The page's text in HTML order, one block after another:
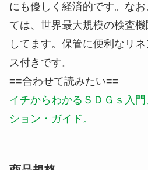
にも優しく経済的です。な
ては、世界最大規模の検査
してます。保管に便利なリ
ス付きです。
==合わせて読みたい==
イチからわかるＳＤＧｓ入
ション・ガイド。